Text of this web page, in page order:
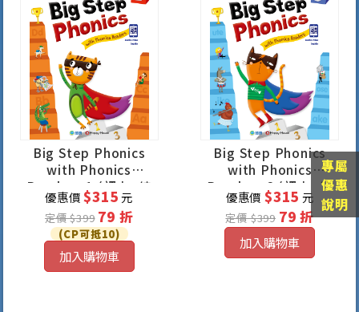
專屬
優惠
說明
Big Step Phonics
with Phonics
Readers 1 (課本+練
習本+線上資源)
優惠價$315元
定價 $399 79 折
(CP可抵10)
加入購物車
Big Step Phonics
with Phonics
Readers 3 (課本+練
習本+線上資源)
優惠價 $315 元
定價 $399 79 折
加入購物車